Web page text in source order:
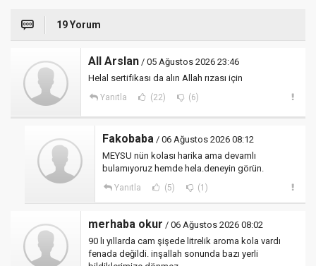
19 Yorum
All Arslan / 05 Ağustos 2026 23:46
Helal sertifikası da alın Allah rızası için
Yanıtla (22) (6)
Fakobaba / 06 Ağustos 2026 08:12
MEYSU nün kolası harika ama devamlı
bulamıyoruz hemde hela.deneyin görün.
Yanıtla (5) (1)
merhaba okur / 06 Ağustos 2026 08:02
90 lı yıllarda cam şişede litrelik aroma kola vardı
fenada değildi. inşallah sonunda bazı yerli